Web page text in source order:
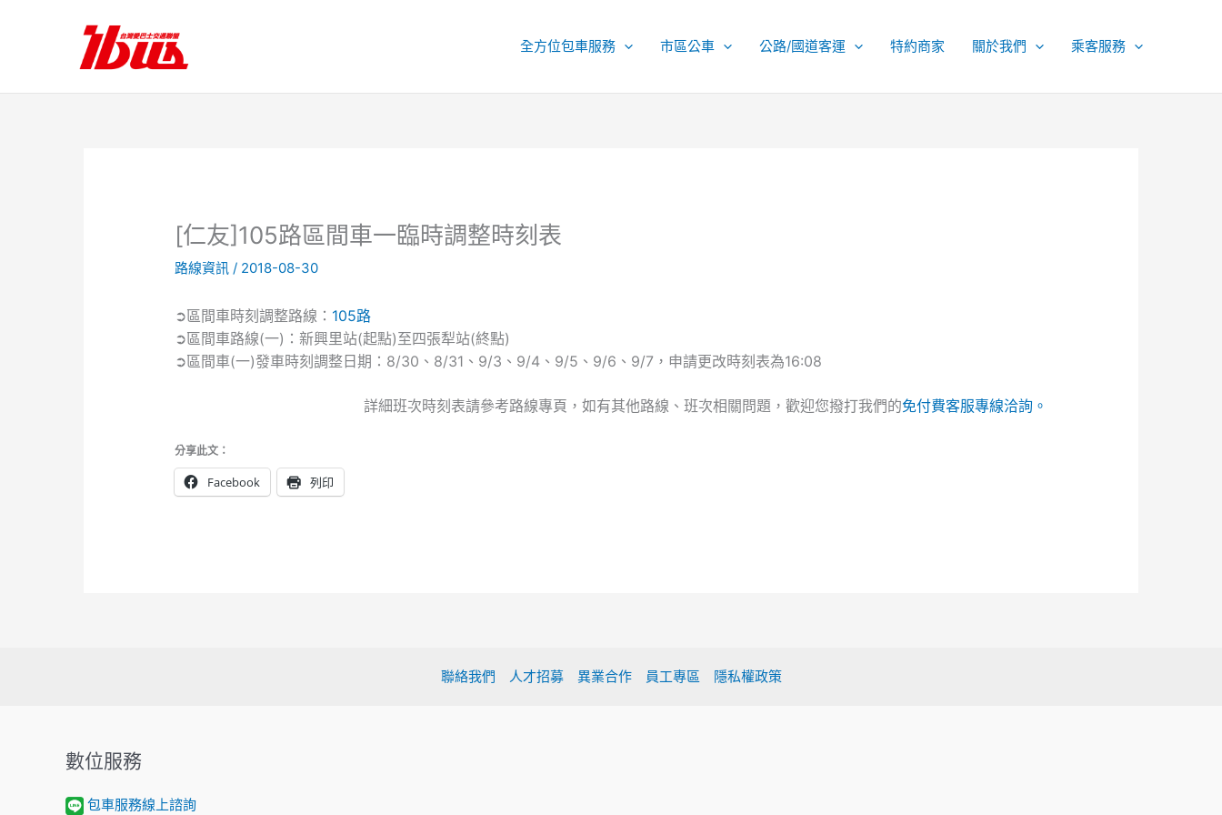
內
全方位包車服務 市區公車 公路/國道客運 特約商家 關於我們 乘客服務
[仁友]105路區間車一臨時調整時刻表
路線資訊 / 2018-08-30
➲區間車時刻調整路線： 105路
➲區間車路線(一)：新興里站(起點)至四張犁站(終點)
➲區間車(一)發車時刻調整日期：8/30、8/31、9/3、9/4、9/5、9/6、9/7，申請更改時刻表為16:08
詳細班次時刻表請參考路線專頁，如有其他路線、班次相關問題，歡迎您撥打我們的免付費客服專線洽詢。
分享此文：
Facebook 列印
聯絡我們 人才招募 異業合作 員工專區 隱私權政策
數位服務
包車服務線上諮詢